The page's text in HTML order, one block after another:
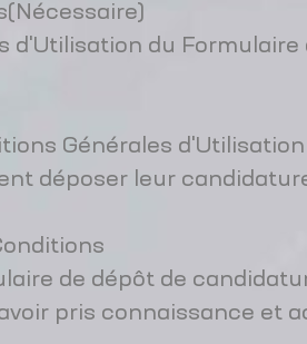
(Nécessaire)
d'Utilisation du
Générales
déposer leur
de dépôt de
pris connaissance et